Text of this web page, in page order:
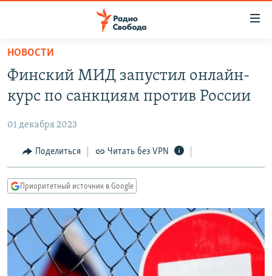
упрощенного
доступа
основному
Вернутся
главной
навигации
Вернутся
поиску
АВТОРСКИЕ ПРОЕКТЫ
ЦИТАТЫ СВОБОДЫ
МНЕНИЯ
IDEL.РЕАЛИИ
КАВКАЗ.РЕАЛИИ
СЕВЕР.РЕАЛИИ
СИБИРЬ.РЕАЛИИ
НОВОСТИ
Финский МИД запустил онлайн-
курс по санкциям против России
01 декабря 2023
Поделиться Читать без VPN
Приоритетный источник в Google